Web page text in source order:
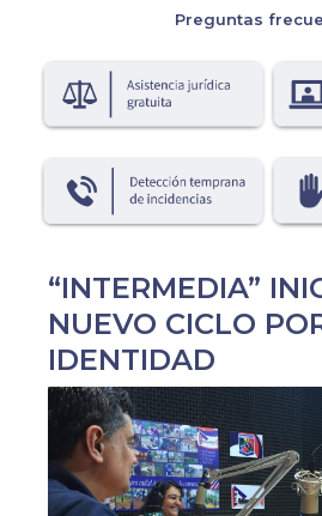
Preguntas
“INTERMEDIA”
NUEVO CICLO
IDENTIDAD